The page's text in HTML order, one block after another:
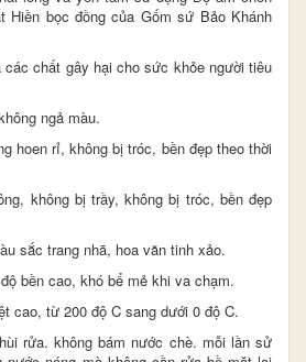
Hiền bọc đồng của Gốm sứ Bảo Khánh
các chất gây hại cho sức khỏe người tiêu
ngả màu.
hoen rỉ, không bị tróc, bền đẹp theo thời
không bị trầy, không bị tróc, bền đẹp
sắc trang nhã, hoa văn tinh xảo.
bền cao, khó bể mẻ khi va chạm.
cao, từ 200 độ C sang dưới 0 độ C.
rửa. không bám nước chè. mỗi lần sử